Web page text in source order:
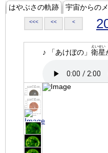
はやぶさの軌跡 宇宙からの
<<< << <
♪ 「あけぼの」 衛星
えいせい